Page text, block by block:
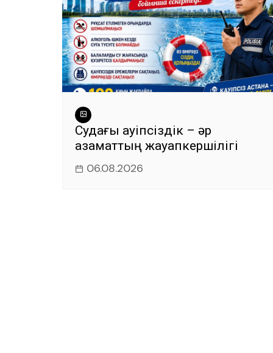
Судағы қауіпсіздік – әр
азаматтың жауапкершілігі
06.08.2026